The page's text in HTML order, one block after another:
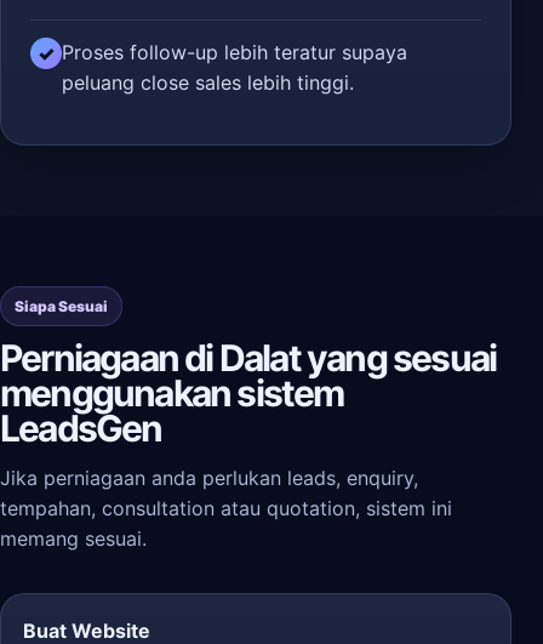
✓ Proses follow-up lebih teratur supaya
peluang close sales lebih tinggi.
Siapa Sesuai
Perniagaan di Dalat yang sesuai
menggunakan sistem
LeadsGen
Jika perniagaan anda perlukan leads, enquiry,
tempahan, consultation atau quotation, sistem ini
memang sesuai.
Buat Website